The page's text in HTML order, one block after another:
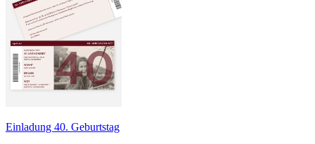
Einladung 40. Geburtstag